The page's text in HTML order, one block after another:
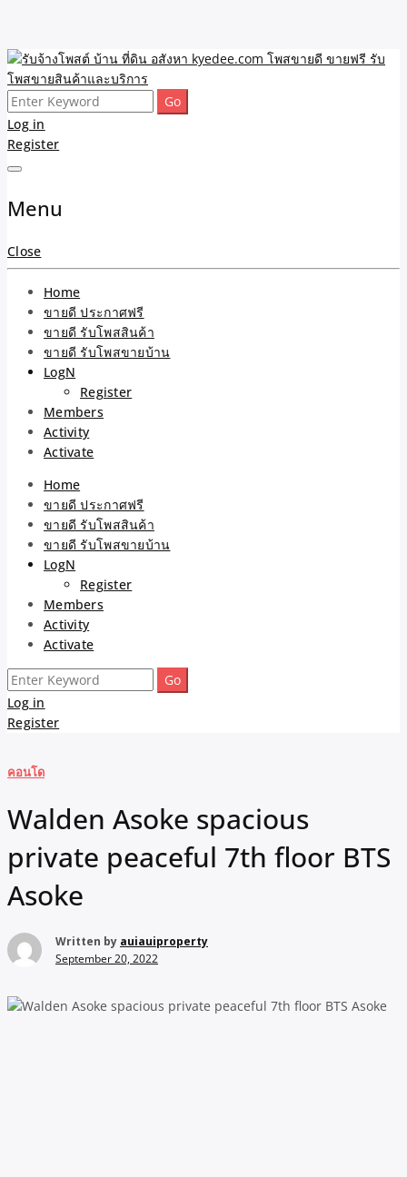
Skip
to
content
รับจ้างโพสต์ บ้าน ที่ดิน
อสังหา kyedee.com โพส
ขายดี ขายฟรี รับโพสขาย
สินค้าและบริการ
ขายดี โพสประกาศขายสินค้าฟรี บ้าน ที่ดิน อสังหา รับโพสต์ประกาศขาย
ของ รับรองผล ดีที่สุดถูกที่สุด ติดหน้าแรกกูเกืล
Search
for:
Log in
Register
Menu
Close
Home
ขายดี ประกาศฟรี
ขายดี รับโพสสินค้า
ขายดี รับโพสขายบ้าน
LogN
Register
Members
Activity
Activate
Home
ขายดี ประกาศฟรี
ขายดี รับโพสสินค้า
ขายดี รับโพสขายบ้าน
LogN
Register
Members
Activity
Activate
Search
for:
Log in
Register
คอนโด
Walden Asoke spacious
private peaceful 7th floor BTS
Asoke
Written by auiauiproperty
September 20, 2022